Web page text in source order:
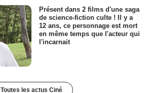
Présent dans 2 films d'une saga
de science-fiction culte ! Il y a
12 ans, ce personnage est mort
en même temps que l'acteur qui
l'incarnait
Toutes les actus Ciné